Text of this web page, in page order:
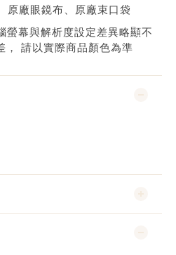
原廠眼鏡布、原廠束口袋
螢幕與解析度設定差異略顯不
，
請以實際商品顏色為準